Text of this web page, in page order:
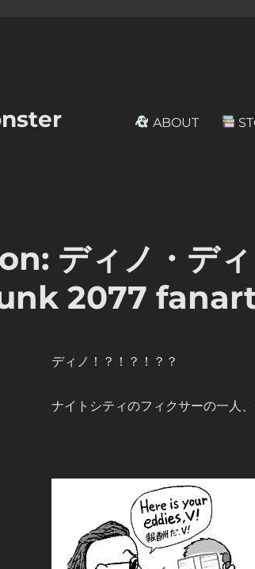
ABOUT
ディノ・ディ
2077
ディノ！？！？！？？
ナイトシティのフィクサーの一人、